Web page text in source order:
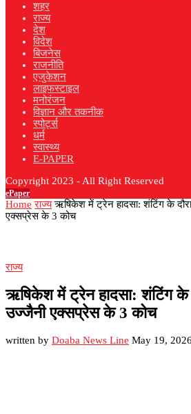
शहर
राज्य
देश
विदेश
बिजनेस
राजनीति
एजुकेशन
लाइफस्टाइल
मनोरंजन
विज्ञान और तकनीक
स्पोर्ट्स
धर्म
स्वास्थ्य
E-PAPER
Copyright 2023 - All Right Reserved
ePaper
Home राज्य ऋषिकेश में ट्रेन हादसा: शंटिंग के
एक्सप्रेस के 3 कोच
राज्य
ऋषिकेश में ट्रेन हादसा: शंटिंग के
उज्जैनी एक्सप्रेस के 3 कोच
written by Doaba News Line May 19, 2026